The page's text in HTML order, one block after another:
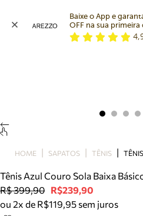
Bolsa
Tamanco
Tênis
Mule
Baixe o App e
OFF na sua
HOME SAPATOS TÊNIS
Tênis Azul Couro Sola Baixa
R$ 399,90 R$239,90
ou 2x de R$119,95 sem juros